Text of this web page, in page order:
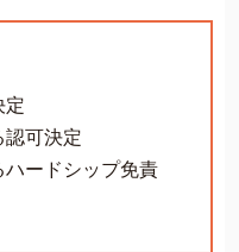
定
認可決定
ードシップ免責